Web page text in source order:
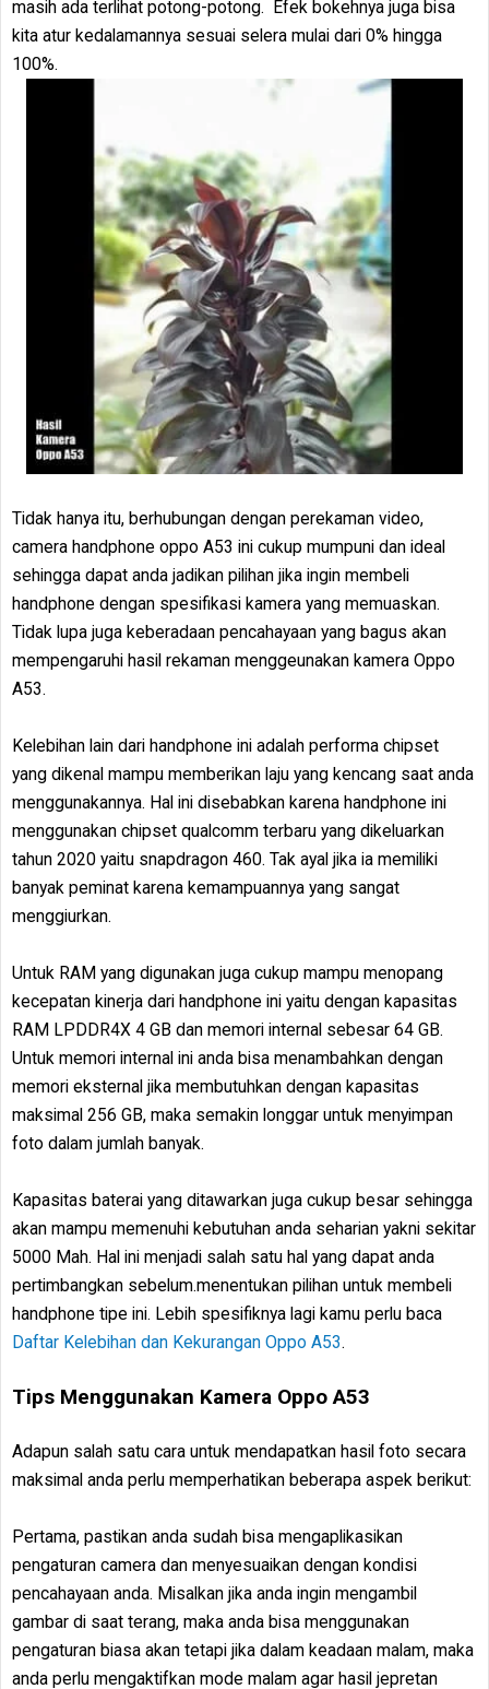
masih ada terlihat potong-potong. Efek bokehnya juga bisa
kita atur kedalamannya sesuai selera mulai dari 0% hingga
100%.
Tidak hanya itu, berhubungan dengan perekaman video,
camera handphone oppo A53 ini cukup mumpuni dan ideal
sehingga dapat anda jadikan pilihan jika ingin membeli
handphone dengan spesifikasi kamera yang memuaskan.
Tidak lupa juga keberadaan pencahayaan yang bagus akan
mempengaruhi hasil rekaman menggeunakan kamera Oppo
A53.
Kelebihan lain dari handphone ini adalah performa chipset
yang dikenal mampu memberikan laju yang kencang saat anda
menggunakannya. Hal ini disebabkan karena handphone ini
menggunakan chipset qualcomm terbaru yang dikeluarkan
tahun 2020 yaitu snapdragon 460. Tak ayal jika ia memiliki
banyak peminat karena kemampuannya yang sangat
menggiurkan.
Untuk RAM yang digunakan juga cukup mampu menopang
kecepatan kinerja dari handphone ini yaitu dengan kapasitas
RAM LPDDR4X 4 GB dan memori internal sebesar 64 GB.
Untuk memori internal ini anda bisa menambahkan dengan
memori eksternal jika membutuhkan dengan kapasitas
maksimal 256 GB, maka semakin longgar untuk menyimpan
foto dalam jumlah banyak.
Kapasitas baterai yang ditawarkan juga cukup besar sehingga
akan mampu memenuhi kebutuhan anda seharian yakni sekitar
5000 Mah. Hal ini menjadi salah satu hal yang dapat anda
pertimbangkan sebelum.menentukan pilihan untuk membeli
handphone tipe ini. Lebih spesifiknya lagi kamu perlu baca
Daftar Kelebihan dan Kekurangan Oppo A53.
Tips Menggunakan Kamera Oppo A53
Adapun salah satu cara untuk mendapatkan hasil foto secara
maksimal anda perlu memperhatikan beberapa aspek berikut:
Pertama, pastikan anda sudah bisa mengaplikasikan
pengaturan camera dan menyesuaikan dengan kondisi
pencahayaan anda. Misalkan jika anda ingin mengambil
gambar di saat terang, maka anda bisa menggunakan
pengaturan biasa akan tetapi jika dalam keadaan malam, maka
anda perlu mengaktifkan mode malam agar hasil jepretan